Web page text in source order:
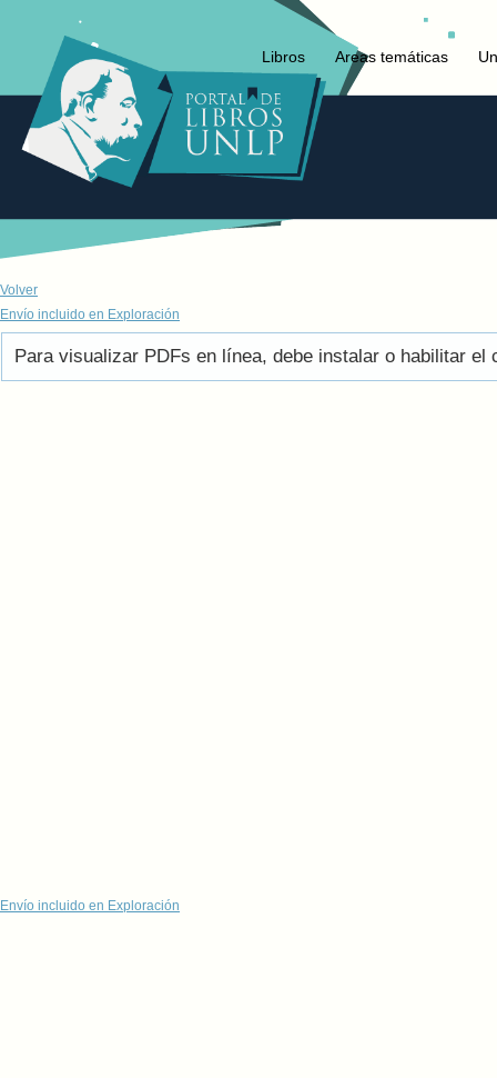
Libros Areas temáticas
Volver
Envío incluido en Exploración
Para visualizar PDFs en línea, debe instalar o habilitar el
Envío incluido en Exploración